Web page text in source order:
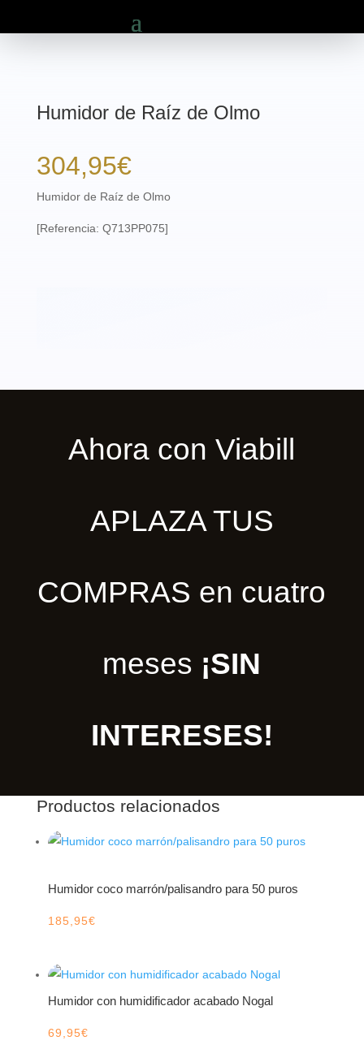
Humidor de Raíz de Olmo
304,95€
Humidor de Raíz de Olmo
[Referencia: Q713PP075]
Ahora con Viabill
APLAZA TUS
COMPRAS en cuatro
meses ¡SIN
INTERESES!
Productos relacionados
Humidor coco marrón/palisandro para 50 puros
185,95€
Humidor con humidificador acabado Nogal
69,95€